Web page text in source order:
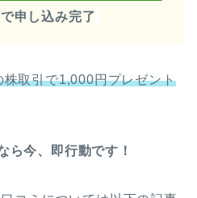
申し込み完了
取引で1,000円プレゼント
ら今、即行動です！